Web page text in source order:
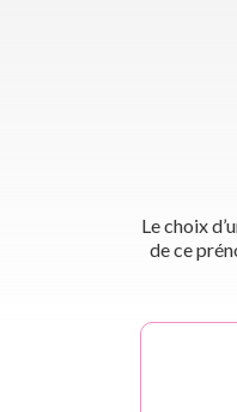
Le choix
de ce